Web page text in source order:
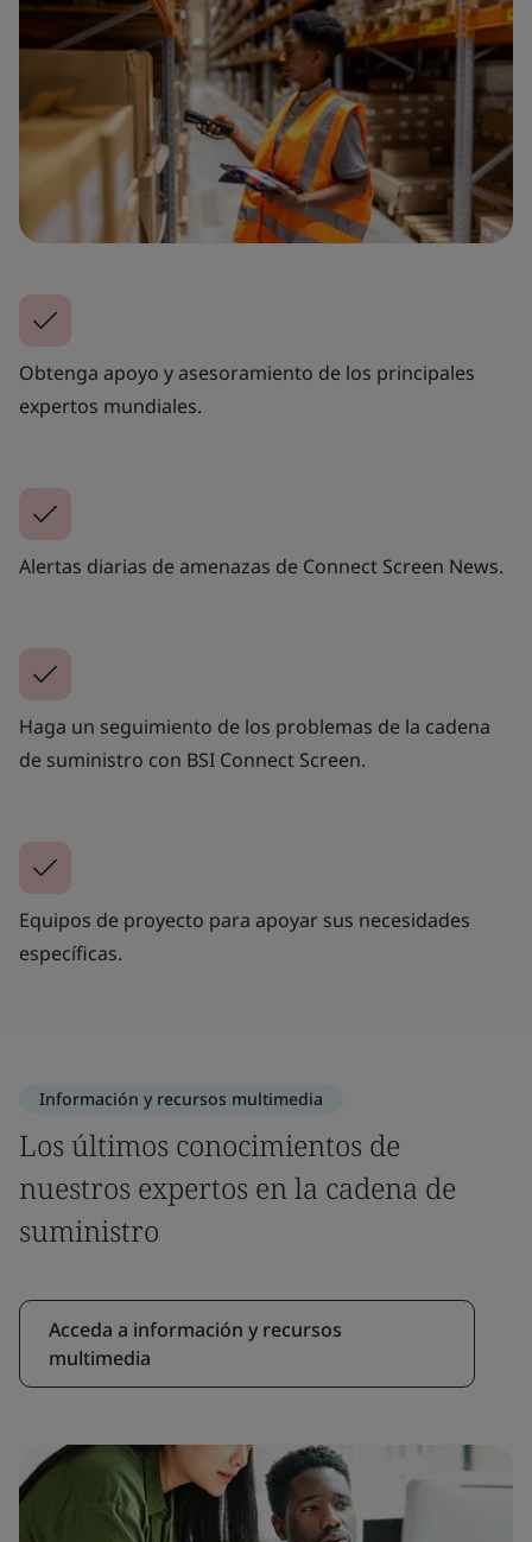
Obtenga apoyo y asesoramiento de los principales
expertos mundiales.
Alertas diarias de amenazas de Connect Screen News.
Haga un seguimiento de los problemas de la cadena
de suministro con BSI Connect Screen.
Equipos de proyecto para apoyar sus necesidades
específicas.
Información y recursos multimedia
Los últimos conocimientos de
nuestros expertos en la cadena de
suministro
Acceda a información y recursos
multimedia